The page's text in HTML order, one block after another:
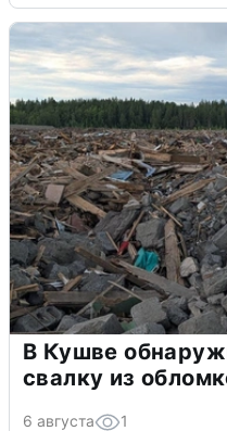
В Кушве
свалку из
6 августа 1